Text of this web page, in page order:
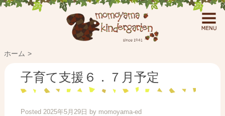
ホーム
子育て支援６．７月予定
Posted 2025年5月29日 by momoyama-ed